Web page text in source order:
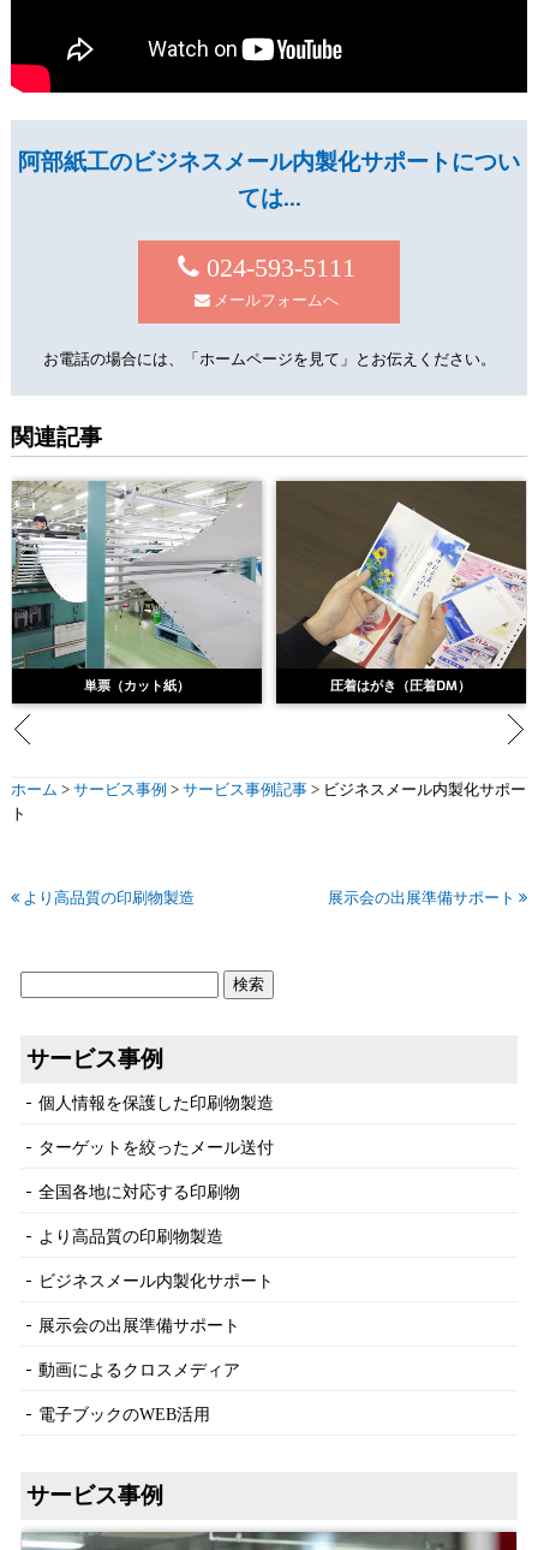
阿部紙工のビジネスメール内製化サポートについ
ては…
024-593-5111
メールフォームへ
お電話の場合には、「ホームページを見て」とお伝えください。
関連記事
単票（カット紙） 圧着はがき（圧着DM）
ホーム > サービス事例 > サービス事例記事> ビジネスメール内製化サポー
ト
より高品質の印刷物製造 展示会の出展準備サポート
サービス事例
個人情報を保護した印刷物製造
ターゲットを絞ったメール送付
全国各地に対応する印刷物
より高品質の印刷物製造
ビジネスメール内製化サポート
展示会の出展準備サポート
動画によるクロスメディア
電子ブックのWEB活用
サービス事例